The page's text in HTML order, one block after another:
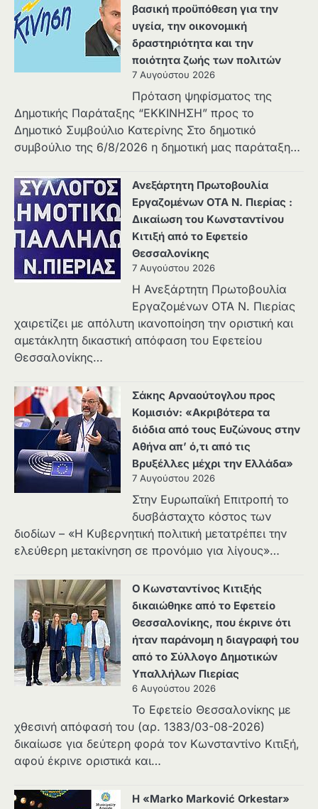
βασική προϋπόθεση για την
υγεία, την οικονομική
δραστηριότητα και την
ποιότητα ζωής των πολιτών
7 Αυγούστου 2026
Πρόταση ψηφίσματος της
Δημοτικής Παράταξης “ΕΚΚΙΝΗΣΗ” προς το
Δημοτικό Συμβούλιο Κατερίνης Στο δημοτικό
συμβούλιο της 6/8/2026 η δημοτική μας παράταξη…
Ανεξάρτητη Πρωτοβουλία
Εργαζομένων ΟΤΑ Ν. Πιερίας :
Δικαίωση του Κωνσταντίνου
Κιτιξή από το Εφετείο
Θεσσαλονίκης
7 Αυγούστου 2026
Η Ανεξάρτητη Πρωτοβουλία
Εργαζομένων ΟΤΑ Ν. Πιερίας
χαιρετίζει με απόλυτη ικανοποίηση την οριστική και
αμετάκλητη δικαστική απόφαση του Εφετείου
Θεσσαλονίκης…
Σάκης Αρναούτογλου προς
Κομισιόν: «Ακριβότερα τα
διόδια από τους Ευζώνους στην
Αθήνα απ’ ό,τι από τις
Βρυξέλλες μέχρι την Ελλάδα»
7 Αυγούστου 2026
Στην Ευρωπαϊκή Επιτροπή το
δυσβάσταχτο κόστος των
διοδίων – «Η Κυβερνητική πολιτική μετατρέπει την
ελεύθερη μετακίνηση σε προνόμιο για λίγους»…
Ο Κωνσταντίνος Κιτιξής
δικαιώθηκε από το Εφετείο
Θεσσαλονίκης, που έκρινε ότι
ήταν παράνομη η διαγραφή του
από το Σύλλογο Δημοτικών
Υπαλλήλων Πιερίας
6 Αυγούστου 2026
Το Εφετείο Θεσσαλονίκης με
χθεσινή απόφασή του (αρ. 1383/03-08-2026)
δικαίωσε για δεύτερη φορά τον Κωνσταντίνο Κιτιξή,
αφού έκρινε οριστικά και…
Η «Marko Marković Orkestar»